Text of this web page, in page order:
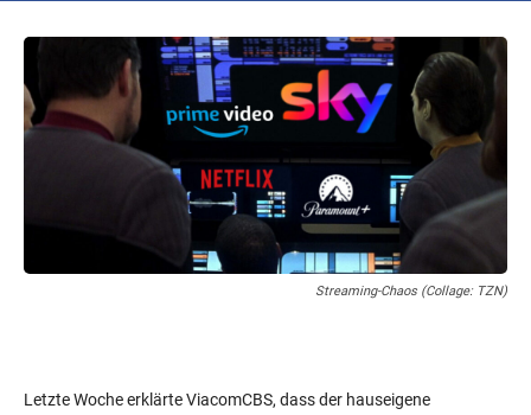
Streaming-Chaos (Collage: TZN)
Letzte Woche erklärte ViacomCBS, dass der hauseigene